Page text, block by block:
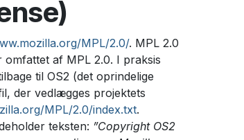
MPL/2.0/. MPL 2.0
af MPL 2.0. I praksis
til OS2 (det oprindelige
der vedlægges projektets
MPL/2.0/index.txt.
teksten: ”Copyright OS2